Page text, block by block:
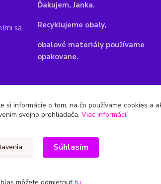
sa
Ďakujem, Janka.
Recyklujeme obaly,
obalové materiály používame
opakovane.
si informácie o tom, na čo používame cookies a
svojho prehliadača. Viac informácií
Súhlasím